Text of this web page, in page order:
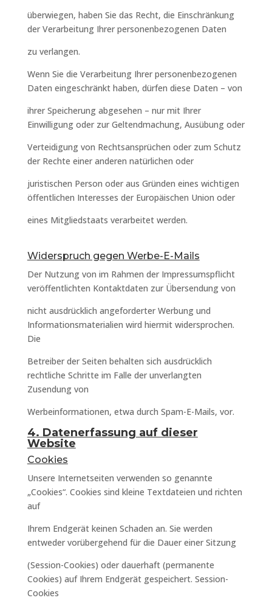
überwiegen, haben Sie das Recht, die Einschränkung
der Verarbeitung Ihrer personenbezogenen Daten
zu verlangen.
Wenn Sie die Verarbeitung Ihrer personenbezogenen
Daten eingeschränkt haben, dürfen diese Daten – von
ihrer Speicherung abgesehen – nur mit Ihrer
Einwilligung oder zur Geltendmachung, Ausübung oder
Verteidigung von Rechtsansprüchen oder zum Schutz
der Rechte einer anderen natürlichen oder
juristischen Person oder aus Gründen eines wichtigen
öffentlichen Interesses der Europäischen Union oder
eines Mitgliedstaats verarbeitet werden.
Widerspruch gegen Werbe-E-Mails
Der Nutzung von im Rahmen der Impressumspflicht
veröffentlichten Kontaktdaten zur Übersendung von
nicht ausdrücklich angeforderter Werbung und
Informationsmaterialien wird hiermit widersprochen.
Die
Betreiber der Seiten behalten sich ausdrücklich
rechtliche Schritte im Falle der unverlangten
Zusendung von
Werbeinformationen, etwa durch Spam-E-Mails, vor.
4. Datenerfassung auf dieser
Website
Cookies
Unsere Internetseiten verwenden so genannte
„Cookies“. Cookies sind kleine Textdateien und richten
auf
Ihrem Endgerät keinen Schaden an. Sie werden
entweder vorübergehend für die Dauer einer Sitzung
(Session-Cookies) oder dauerhaft (permanente
Cookies) auf Ihrem Endgerät gespeichert. Session-
Cookies